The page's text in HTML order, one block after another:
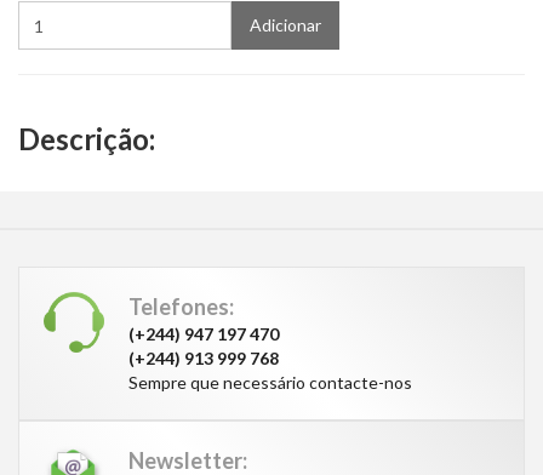
Adicionar
Descrição:
Telefones:
(+244) 947 197 470
(+244) 913 999 768
Sempre que necessário contacte-nos
Newsletter: